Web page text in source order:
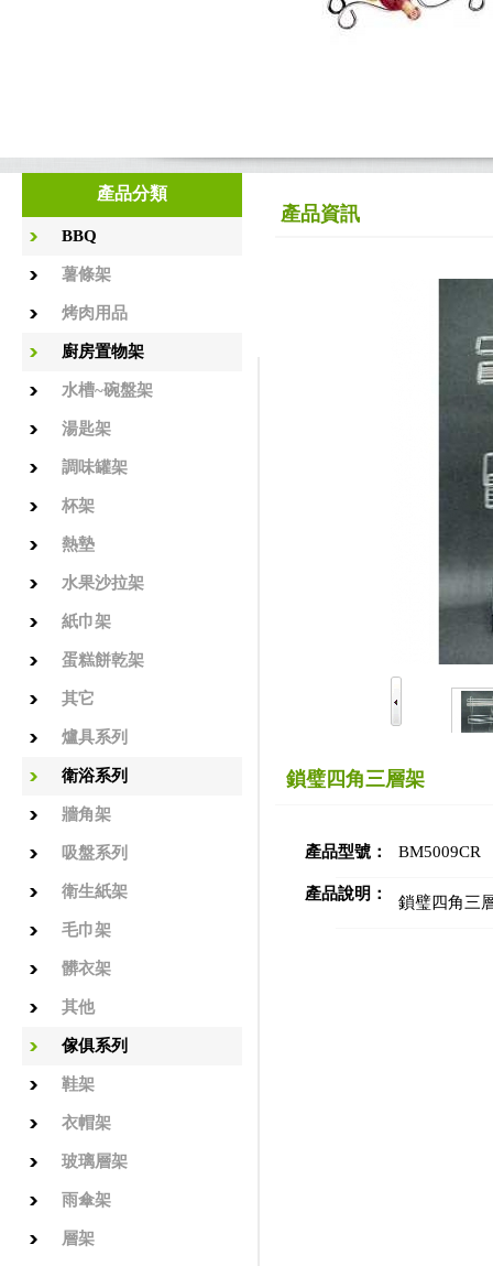
產品分類
BBQ
薯條架
烤肉用品
廚房置物架
水槽~碗盤架
湯匙架
調味罐架
杯架
熱墊
水果沙拉架
紙巾架
蛋糕餅乾架
其它
爐具系列
衛浴系列
牆角架
吸盤系列
衛生紙架
毛巾架
髒衣架
其他
傢俱系列
鞋架
衣帽架
玻璃層架
雨傘架
層架
產品資訊
鎖璧四角三層架
產品型號： BM5009CR
產品說明： 鎖璧四角三